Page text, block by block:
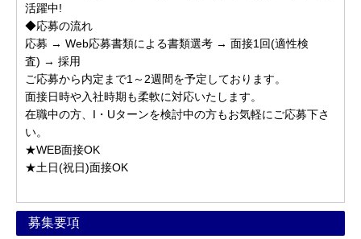
活躍中!
◆応募の流れ
応募 → Web応募書類による書類選考 → 面接1回(適性検
査) → 採用
ご応募から内定まで1～2週間を予定しております。
面接日時や入社時期も柔軟に対応いたします。
在職中の方、I・Uターンを検討中の方もお気軽にご応募下さ
い。
★WEB面接OK
★土日(祝日)面接OK
募集要項